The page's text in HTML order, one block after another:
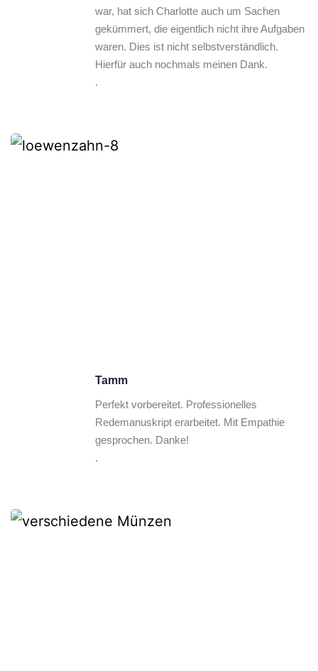
war, hat sich Charlotte auch um Sachen
gekümmert, die eigentlich nicht ihre Aufgaben
waren. Dies ist nicht selbstverständlich.
Hierfür auch nochmals meinen Dank.
.
Tamm
Perfekt vorbereitet. Professionelles
Redemanuskript erarbeitet. Mit Empathie
gesprochen. Danke!
.